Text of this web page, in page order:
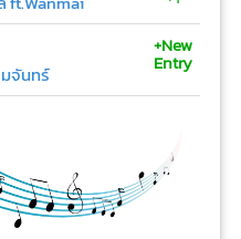
จันทร์
+New
Entry